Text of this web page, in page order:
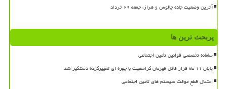
آخرین وضعیت جاده چالوس و هراز، جمعه ۲۹ خرداد
پربحث ترین ها
سامانه تخصصی قوانین تأمین اجتماعی
پایان ۱۱ ماه فرار قاتل قهرمان کراسفیت با چهره ای تغییرکرده دستگیر شد
احتمال قطع موقت سیستم های تامین اجتماعی